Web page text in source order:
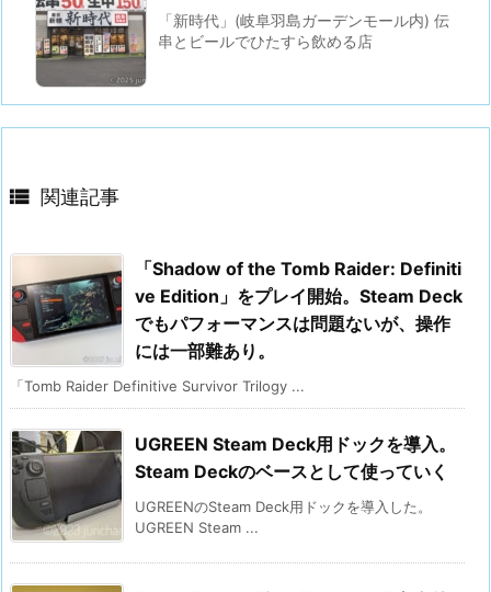
「新時代」(岐阜羽島ガーデンモール内) 伝
串とビールでひたすら飲める店
 関連記事
「Shadow of the Tomb Raider: Definiti
ve Edition」をプレイ開始。Steam Deck
でもパフォーマンスは問題ないが、操作
には一部難あり。
「Tomb Raider Definitive Survivor Trilogy ...
UGREEN Steam Deck用ドックを導入。
Steam Deckのベースとして使っていく
UGREENのSteam Deck用ドックを導入した。
UGREEN Steam ...